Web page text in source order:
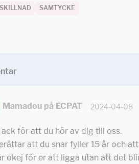
SAMTYCKE
Mamadou på ECPAT 2024-04-08
för att du hör av dig till oss.
att du snar fyller 15 år och
okej för er att ligga utan att det